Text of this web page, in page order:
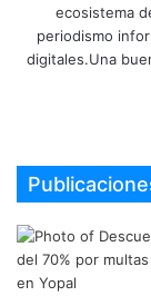
ecosistema
periodismo
digitales.Una